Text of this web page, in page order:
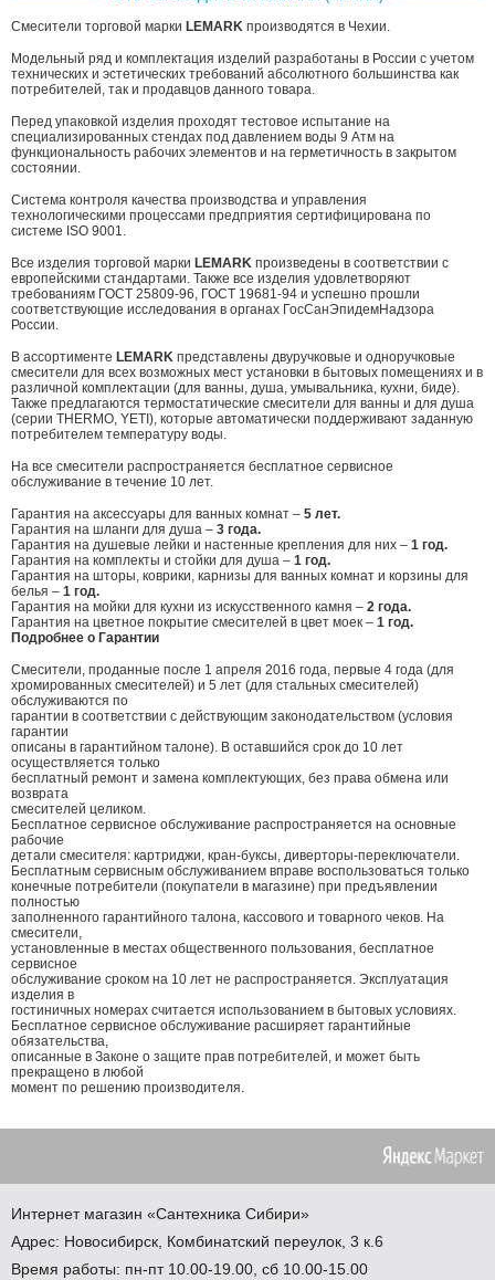
Смесители торговой марки LEMARK производятся в Чехии.
Модельный ряд и комплектация изделий разработаны в России с учетом
технических и эстетических требований абсолютного большинства как
потребителей, так и продавцов данного товара.
Перед упаковкой изделия проходят тестовое испытание на
специализированных стендах под давлением воды 9 Атм на
функциональность рабочих элементов и на герметичность в закрытом
состоянии.
Система контроля качества производства и управления
технологическими процессами предприятия сертифицирована по
системе ISO 9001.
Все изделия торговой марки LEMARK произведены в соответствии с
европейскими стандартами. Также все изделия удовлетворяют
требованиям ГОСТ 25809-96, ГОСТ 19681-94 и успешно прошли
соответствующие исследования в органах ГосСанЭпидемНадзора
России.
В ассортименте LEMARK представлены двуручковые и одноручковые
смесители для всех возможных мест установки в бытовых помещениях и в
различной комплектации (для ванны, душа, умывальника, кухни, биде).
Также предлагаются термостатические смесители для ванны и для душа
(серии THERMO, YETI), которые автоматически поддерживают заданную
потребителем температуру воды.
На все смесители распространяется бесплатное сервисное
обслуживание в течение 10 лет.
Гарантия на аксессуары для ванных комнат – 5 лет.
Гарантия на шланги для душа – 3 года.
Гарантия на душевые лейки и настенные крепления для них – 1 год.
Гарантия на комплекты и стойки для душа – 1 год.
Гарантия на шторы, коврики, карнизы для ванных комнат и корзины для
белья – 1 год.
Гарантия на мойки для кухни из искусственного камня – 2 года.
Гарантия на цветное покрытие смесителей в цвет моек – 1 год.
Подробнее о Гарантии
Смесители, проданные после 1 апреля 2016 года, первые 4 года (для
хромированных смесителей) и 5 лет (для стальных смесителей)
обслуживаются по
гарантии в соответствии с действующим законодательством (условия
гарантии
описаны в гарантийном талоне). В оставшийся срок до 10 лет
осуществляется только
бесплатный ремонт и замена комплектующих, без права обмена или
возврата
смесителей целиком.
Бесплатное сервисное обслуживание распространяется на основные
рабочие
детали смесителя: картриджи, кран-буксы, диверторы-переключатели.
Бесплатным сервисным обслуживанием вправе воспользоваться только
конечные потребители (покупатели в магазине) при предъявлении
полностью
заполненного гарантийного талона, кассового и товарного чеков. На
смесители,
установленные в местах общественного пользования, бесплатное
сервисное
обслуживание сроком на 10 лет не распространяется. Эксплуатация
изделия в
гостиничных номерах считается использованием в бытовых условиях.
Бесплатное сервисное обслуживание расширяет гарантийные
обязательства,
описанные в Законе о защите прав потребителей, и может быть
прекращено в любой
момент по решению производителя.
Интернет магазин «Сантехника Сибири»
Адрес: Новосибирск Комбинатский переулок, 3 к.6
Время работы: пн-пт 10.00-19.00, сб 10.00-15.00